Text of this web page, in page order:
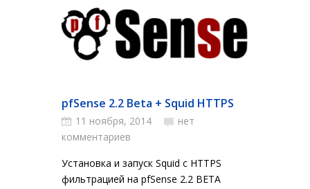
pfSense 2.2 Beta + Squid HTTPS
11 ноября, 2014
нет
комментариев
Установка и запуск Squid с HTTPS
фильтрацией на pfSense 2.2 BETA